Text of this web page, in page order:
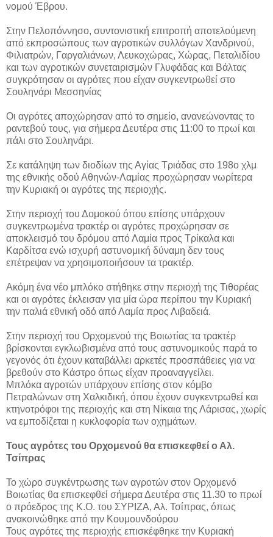
νομού Έβρου.
Στην Πελοπόννησο, συντονιστική επιτροπή αποτελούμενη
από εκπροσώπους των αγροτικών συλλόγων Χανδρινού,
Φιλιατρών, Γαργαλιάνων, Λευκοχώρας, Χώρας, Πεταλιδίου
και των αγροτικών συνεταιρισμών Γλυφάδας και Βάλτας
συγκρότησαν οι αγρότες που είχαν συγκεντρωθεί στο
Σουληνάρι Μεσσηνίας
Οι αγρότες αποχώρησαν από το σημείο, ανανεώνοντας το
ραντεβού τους, για σήμερα Δευτέρα στις 11:00 το πρωί και
πάλι στο Σουληνάρι.
Σε κατάληψη των διοδίων της Αγίας Τριάδας στο 198ο χλμ
της εθνικής οδού Αθηνών-Λαμίας προχώρησαν νωρίτερα
την Κυριακή οι αγρότες της περιοχής.
Στην περιοχή του Δομοκού όπου επίσης υπάρχουν
συγκεντρωμένα τρακτέρ οι αγρότες προχώρησαν σε
αποκλεισμό του δρόμου από Λαμία προς Τρίκαλα και
Καρδίτσα ενώ ισχυρή αστυνομική δύναμη δεν τους
επέτρεψαν να χρησιμοποιήσουν τα τρακτέρ.
Ακόμη ένα νέο μπλόκο στήθηκε στην περιοχή της Τιθορέας
και οι αγρότες έκλεισαν για μία ώρα περίπου την Κυριακή
την παλιά εθνική οδό από Λαμία προς Λιβαδειά.
Στην περιοχή του Ορχομενού της Βοιωτίας τα τρακτέρ
βρίσκονται εγκλωβισμένα από τους αστυνομικούς παρά το
γεγονός ότι έχουν καταβάλλει αρκετές προσπάθειες για να
βρεθούν στο Κάστρο όπως είχαν προαναγγείλει.
Μπλόκα αγροτών υπάρχουν επίσης στον κόμβο
Πετραλώνων στη Χαλκιδική, όπου έχουν συγκεντρωθεί και
κτηνοτρόφοι της περιοχής και στη Νίκαια της Λάρισας, χωρίς
να εμποδίζεται η κυκλοφορία των οχημάτων.
Τους αγρότες του Ορχομενού θα επισκεφθεί ο Αλ.
Τσίπρας
Το χώρο συγκέντρωσης των αγροτών στον Ορχομενό
Βοιωτίας θα επισκεφθεί σήμερα Δευτέρα στις 11.30 το πρωί
ο πρόεδρος της Κ.Ο. του ΣΥΡΙΖΑ, Αλ. Τσίπρας, όπως
ανακοινώθηκε από την Κουμουνδούρου
Τους αγρότες της περιοχής επισκέφθηκε την Κυριακή